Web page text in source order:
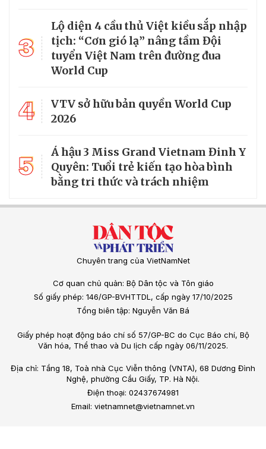
3
Lộ diện 4 cầu thủ Việt kiều sắp nhập
tịch: “Cơn gió lạ” nâng tầm Đội
tuyển Việt Nam trên đường đua
World Cup
4
VTV sở hữu bản quyền World Cup
2026
5
Á hậu 3 Miss Grand Vietnam Đinh Y
Quyên: Tuổi trẻ kiến tạo hòa bình
bằng tri thức và trách nhiệm
Chuyên trang của VietNamNet
Cơ quan chủ quản: Bộ Dân tộc và Tôn giáo
Số giấy phép: 146/GP-BVHTTDL, cấp ngày 17/10/2025
Tổng biên tập: Nguyễn Văn Bá
Giấy phép hoạt động báo chí số 57/GP-BC do Cục Báo chí, Bộ
Văn hóa, Thể thao và Du lịch cấp ngày 06/11/2025.
Địa chỉ: Tầng 18, Toà nhà Cục Viễn thông (VNTA), 68 Dương Đình
Nghệ, phường Cầu Giấy, TP. Hà Nội.
Điện thoại: 02437674981
Email: vietnamnet@vietnamnet.vn